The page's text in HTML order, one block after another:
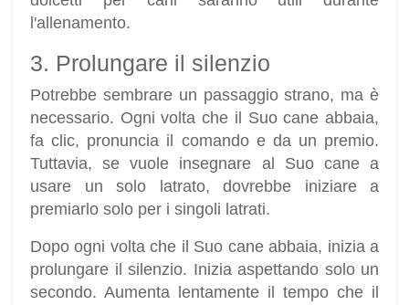
l'allenamento.
3. Prolungare il silenzio
Potrebbe sembrare un passaggio strano, ma è
necessario. Ogni volta che il Suo cane abbaia,
fa clic, pronuncia il comando e da un premio.
Tuttavia, se vuole insegnare al Suo cane a
usare un solo latrato, dovrebbe iniziare a
premiarlo solo per i singoli latrati.
Dopo ogni volta che il Suo cane abbaia, inizia a
prolungare il silenzio. Inizia aspettando solo un
secondo. Aumenta lentamente il tempo che il